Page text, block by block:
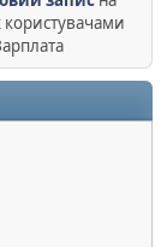
користувачами